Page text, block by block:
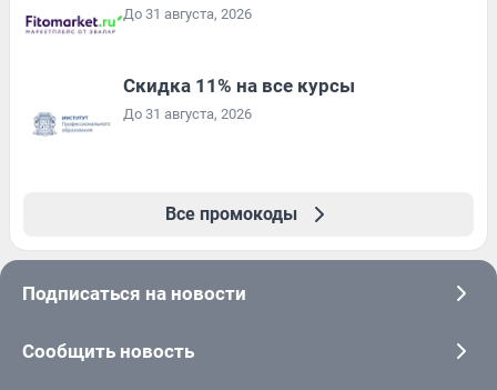
До 31 августа, 2026
Скидка 11% на все курсы
До 31 августа, 2026
Все промокоды
Подписаться на новости
Сообщить новость